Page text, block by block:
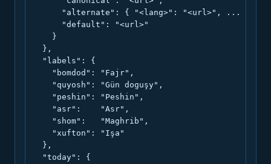
      "alternate": { "<lang>": "<url>", ... },
      "default": "<url>"
    }
  },
  "labels": {
    "bomdod": "Fajr",
    "quyosh": "Gün doguşy",
    "peshin": "Peshin",
    "asr":    "Asr",
    "shom":   "Maghrib",
    "xufton": "Işa"
  },
  "today": {